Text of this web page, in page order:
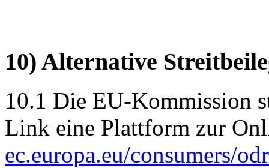
10) Alternative
10.1 Die EU-Kommission
Link eine Plattform zur
ec.europa.eu/consumers/odr